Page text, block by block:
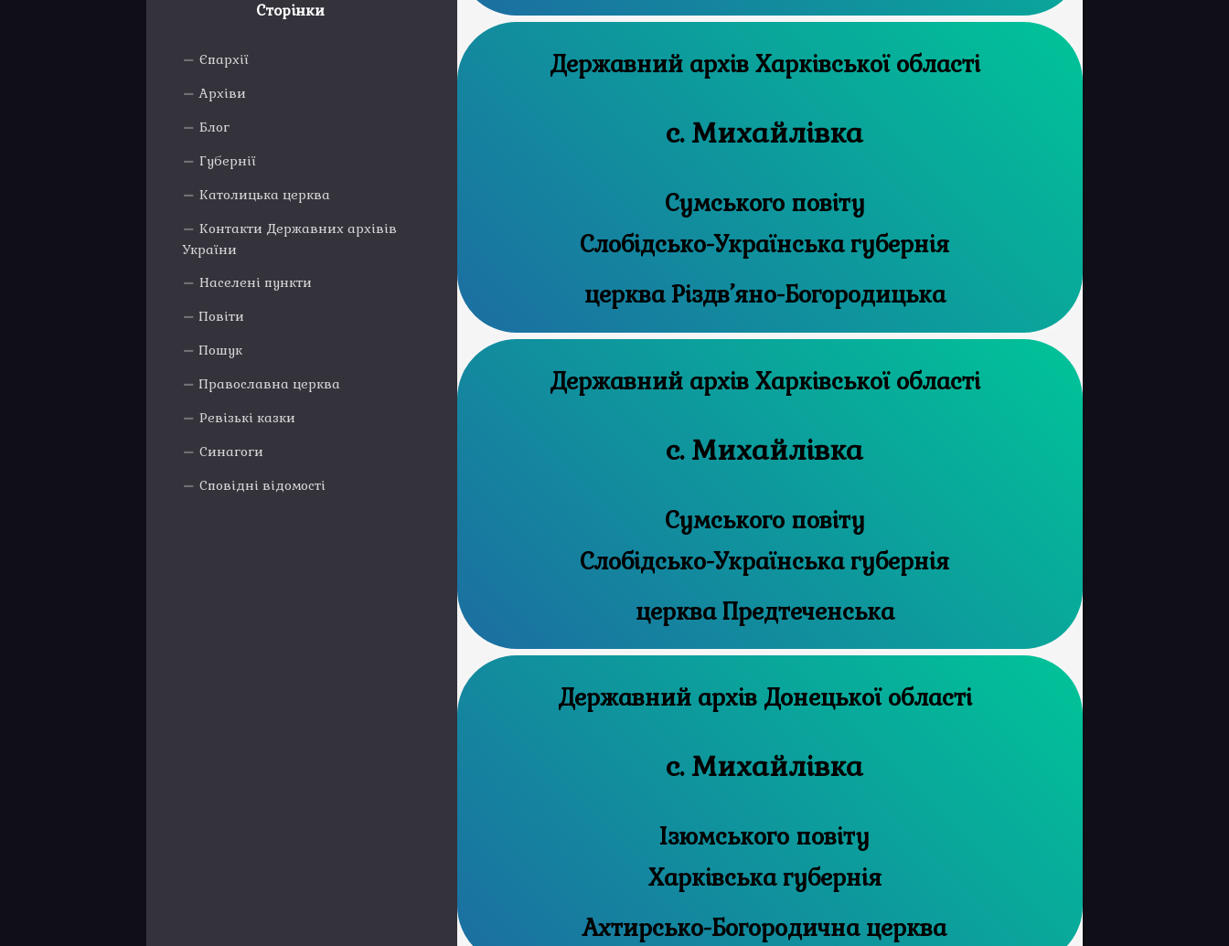
Сторінки
Єпархії
Архіви
Блог
Губернії
Католицька церква
Контакти Державних архівів
України
Населені пункти
Повіти
Пошук
Православна церква
Ревізькі казки
Синагоги
Сповідні відомості
Державний архів Харківської області
с. Михайлівка
Сумського повіту
Слобідсько-Українська губернія
церква Різдв’яно-Богородицька
Державний архів Харківської області
с. Михайлівка
Сумського повіту
Слобідсько-Українська губернія
церква Предтеченська
Державний архів Донецької області
с. Михайлівка
Ізюмського повіту
Харківська губернія
Ахтирсько-Богородична церква